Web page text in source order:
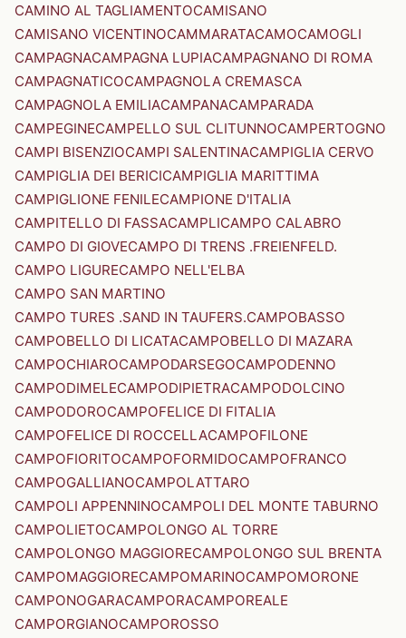
CAMINO AL TAGLIAMENTOCAMISANO
CAMISANO VICENTINOCAMMARATACAMOCAMOGLI
CAMPAGNACAMPAGNA LUPIACAMPAGNANO DI ROMA
CAMPAGNATICOCAMPAGNOLA CREMASCA
CAMPAGNOLA EMILIACAMPANACAMPARADA
CAMPEGINECAMPELLO SUL CLITUNNOCAMPERTOGNO
CAMPI BISENZIOCAMPI SALENTINACAMPIGLIA CERVO
CAMPIGLIA DEI BERICICAMPIGLIA MARITTIMA
CAMPIGLIONE FENILECAMPIONE D'ITALIA
CAMPITELLO DI FASSACAMPLICAMPO CALABRO
CAMPO DI GIOVECAMPO DI TRENS .FREIENFELD.
CAMPO LIGURECAMPO NELL'ELBA
CAMPO SAN MARTINO
CAMPO TURES .SAND IN TAUFERS.CAMPOBASSO
CAMPOBELLO DI LICATACAMPOBELLO DI MAZARA
CAMPOCHIAROCAMPODARSEGOCAMPODENNO
CAMPODIMELECAMPODIPIETRACAMPODOLCINO
CAMPODOROCAMPOFELICE DI FITALIA
CAMPOFELICE DI ROCCELLACAMPOFILONE
CAMPOFIORITOCAMPOFORMIDOCAMPOFRANCO
CAMPOGALLIANOCAMPOLATTARO
CAMPOLI APPENNINOCAMPOLI DEL MONTE TABURNO
CAMPOLIETOCAMPOLONGO AL TORRE
CAMPOLONGO MAGGIORECAMPOLONGO SUL BRENTA
CAMPOMAGGIORECAMPOMARINOCAMPOMORONE
CAMPONOGARACAMPORACAMPOREALE
CAMPORGIANOCAMPOROSSO